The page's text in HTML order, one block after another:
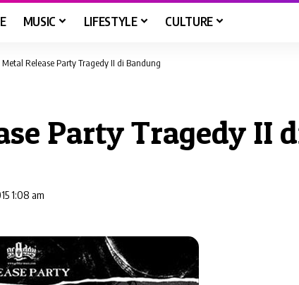
MUSIC LIFESTYLE CULTURE
Metal Release Party Tragedy II di Bandung
Party Tragedy II
1:08 am